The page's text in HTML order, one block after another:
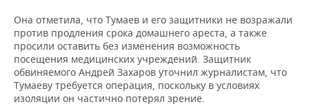
НЕФТЬ
ОПК
ЭНЕРГЕТИКА
ТРАНСПОРТ
УСЛУГИ
IT
МЕДИА
ТЕЛЕКОММУНИКАЦИИ
НОВОСТИ МЕРОПРИЯТИЙ
ВЫЕЗДНАЯ РЕДАКЦИЯ
БИЗНЕС-БРАНЧИ
СПОРТ
НОВОСТИ СПОРТА
ФУТБОЛ
ОБЩЕСТВО
НОВОСТИ ОБЩЕСТВА
ФОТОГАЛЕРЕЯ
Она отметила, что Тумаев и его защитники не возражали
против продления срока домашнего ареста, а также
просили оставить без изменения возможность
посещения медицинских учреждений. Защитник
обвиняемого Андрей Захаров уточнил журналистам, что
Тумаеву требуется операция, поскольку в условиях
изоляции он частично потерял зрение.